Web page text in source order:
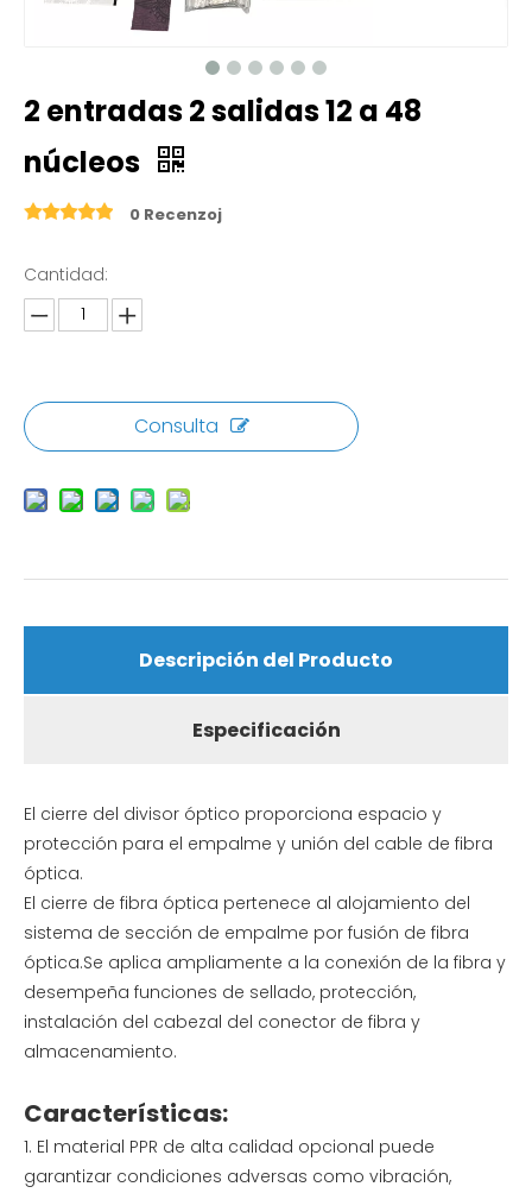
2 entradas 2 salidas 12 a 48
núcleos
0 Recenzoj
Cantidad:
Consulta
Descripción del Producto
Especificación
El cierre del divisor óptico proporciona espacio y
protección para el empalme y unión del cable de fibra
óptica.
El cierre de fibra óptica pertenece al alojamiento del
sistema de sección de empalme por fusión de fibra
óptica.Se aplica ampliamente a la conexión de la fibra y
desempeña funciones de sellado, protección,
instalación del cabezal del conector de fibra y
almacenamiento.
Características:
1. El material PPR de alta calidad opcional puede
garantizar condiciones adversas como vibración,